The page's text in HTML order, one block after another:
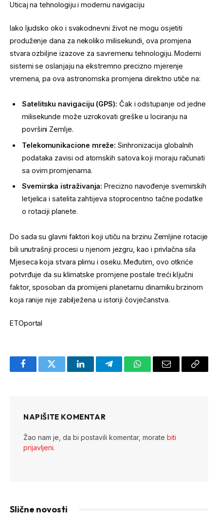
Uticaj na tehnologiju i modernu navigaciju
Iako ljudsko oko i svakodnevni život ne mogu osjetiti
produženje dana za nekoliko milisekundi, ova promjena
stvara ozbiljne izazove za savremenu tehnologiju. Moderni
sistemi se oslanjaju na ekstremno precizno mjerenje
vremena, pa ova astronomska promjena direktno utiče na:
Satelitsku navigaciju (GPS): Čak i odstupanje od jedne
milisekunde može uzrokovati greške u lociranju na
površini Zemlje.
Telekomunikacione mreže: Sinhronizacija globalnih
podataka zavisi od atomskih satova koji moraju računati
sa ovim promjenama.
Svemirska istraživanja: Precizno navođenje svemirskih
letjelica i satelita zahtijeva stoprocentno tačne podatke
o rotaciji planete.
Do sada su glavni faktori koji utiču na brzinu Zemljine rotacije
bili unutrašnji procesi u njenom jezgru, kao i privlačna sila
Mjeseca koja stvara plimu i oseku. Međutim, ovo otkriće
potvrđuje da su klimatske promjene postale treći ključni
faktor, sposoban da promijeni planetarnu dinamiku brzinom
koja ranije nije zabilježena u istoriji čovječanstva.
ETOportal
FacebookTwitter LinkedInTelegramWhatsAppEmail
Copy
NAPIŠITE KOMENTAR
Žao nam je, da bi postavili komentar, morate biti
prijavljeni.
Slične novosti